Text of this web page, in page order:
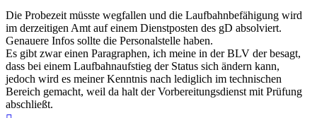
Die Probezeit müsste wegfallen und die Laufbahnbefähigung wird
im derzeitigen Amt auf einem Dienstposten des gD absolviert.
Genauere Infos sollte die Personalstelle haben.
Es gibt zwar einen Paragraphen, ich meine in der BLV der besagt,
dass bei einem Laufbahnaufstieg der Status sich ändern kann,
jedoch wird es meiner Kenntnis nach lediglich im technischen
Bereich gemacht, weil da halt der Vorbereitungsdienst mit Prüfung
abschließt.